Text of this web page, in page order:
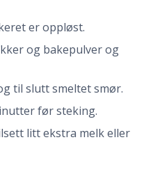
er oppløst.
og bakepulver og
til slutt smeltet smør.
før steking.
litt ekstra melk eller